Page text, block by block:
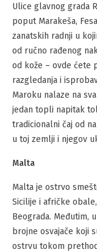
Ulice glavnog grada
poput Marakeša,
zanatskih radnji u
od ručno rađenog
od kože – ovde ćete
razgledanja i
Maroku nalaze na
jedan topli napitak
tradicionalni čaj od
u toj zemlji i njegov
Malta
Malta je ostrvo
Sicilije i afričke
Beograda. Međutim,
brojne osvajače koji
ostrvu tokom